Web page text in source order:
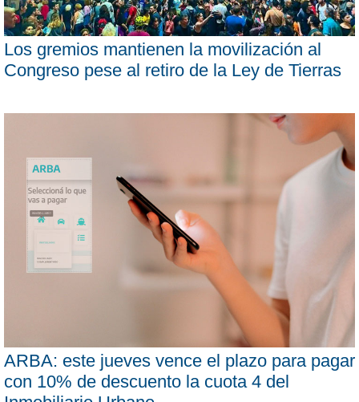
Los gremios mantienen la movilización al
Congreso pese al retiro de la Ley de Tierras
ARBA: este jueves vence el plazo para pagar
con 10% de descuento la cuota 4 del